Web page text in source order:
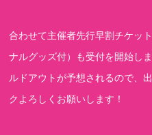
合わせて主催者先行早割チケッ
ナルグッズ付）も受付を開始し
ルドアウトが予想されるので、
クよろしくお願いします！